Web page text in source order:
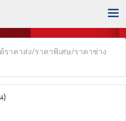
ราคาส่ง/ราคาพิเศษ/ราคาช่าง
)